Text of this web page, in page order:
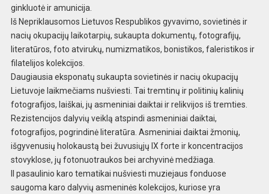
ginkluotėir amunicija.
Iš Nepriklausomos Lietuvos Respublikos gyvavimo, sovietinės ir
nacių okupacijų laikotarpių, sukaupta dokumentų, fotografijų,
literatūros, foto atvirukų, numizmatikos, bonistikos, faleristikos ir
filatelijos kolekcijos.
Daugiausia eksponatų sukaupta sovietinės ir nacių okupacijų
Lietuvoje laikmečiams nušviesti. Tai tremtinų ir po litinių kalinių
fotografijos, laiškai, jų asmeniniai daiktai ir relikvijos iš tremties.
Rezistencijos dalyvių veiklą atspindi asmeniniai daiktai,
fotografijos, pogrindinė literatūra. Asmeniniai daiktai žmonių,
išgyvenusių holokaustą bei žuvusiųjų IX forte ir koncentracijos
stovyklose, jų fotonuotraukos bei archyvinė medžiaga.
pasaulinio karo tematikai nušviesti muziejaus fonduose
saugoma karo dalyvių asmeninės kolekcijos, kuriose yra